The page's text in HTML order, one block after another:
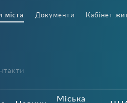
міста Документи Кабінет
Міська